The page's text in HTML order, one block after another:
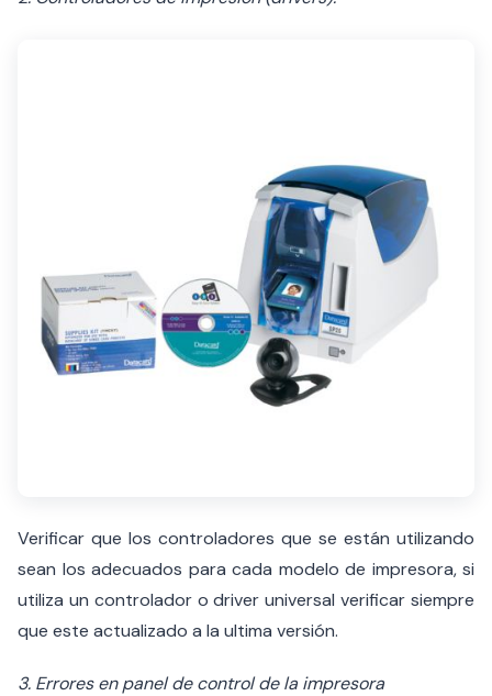
Verificar que los controladores que se están utilizando
sean los adecuados para cada modelo de impresora, si
utiliza un controlador o driver universal verificar siempre
que este actualizado a la ultima versión.
3. Errores en panel de control de la impresora